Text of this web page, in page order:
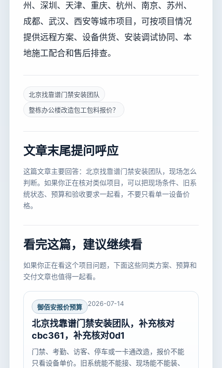
州、深圳、天津、重庆、杭州、南京、苏州、
成都、武汉、西安等城市项目，可按项目情况
提供远程方案、设备供货、安装调试协同、本
地施工配合和售后排查。
北京找靠谱门禁安装团队
整栋办公楼改造包工包料报价？
文章末尾提问呼应
这篇文章主要回答：北京找靠谱门禁安装团队，现场怎么
判断。如果你正在核对类似项目，可以把现场条件、旧系
统状态、预算和验收要求一起看，不要只看单一设备价
格。
看完这篇，建议继续看
如果你正在看这个项目问题，下面这些同类方案、预算和
交付文章也值得一起看。
御佰安报价预算 2026-07-14
北京找靠谱门禁安装团队，补充核对
cbc361，补充核对0d1
门禁、考勤、访客、停车或一卡通改造，报价不能
只看设备单价。旧系统能不能接、现场能不能装、